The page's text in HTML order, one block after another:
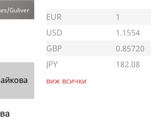
Guliver
EUR 1
USD
1.1554
GBP
0.85720
JPY
182.08
виж всички